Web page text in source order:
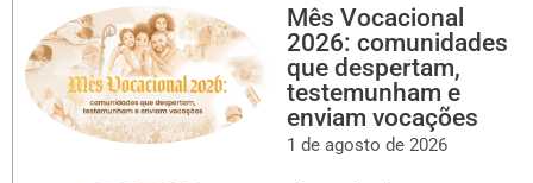
Mês Vocacional
2026: comunidades
que despertam,
testemunham e
enviam vocações
1 de agosto de 2026